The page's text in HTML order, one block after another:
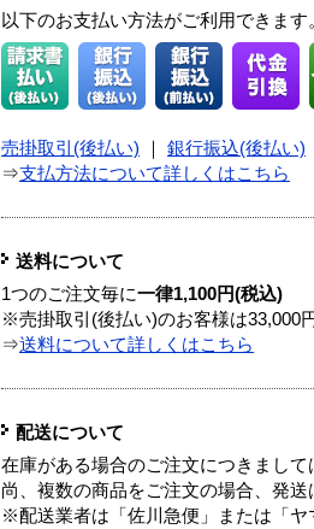
以下のお支払い方法がご利用できます
売掛取引(後払い) 銀行振込(後払い)
⇒支払方法について詳しくはこちら
送料について
1つのご注文毎に一律1,100円(税込)
※売掛取引(後払い)のお客様は33,000
⇒送料について詳しくはこちら
配送について
在庫がある場合のご注文につきまし
尚、複数の商品をご注文の場合、発
※配送業者は「佐川急便」または「